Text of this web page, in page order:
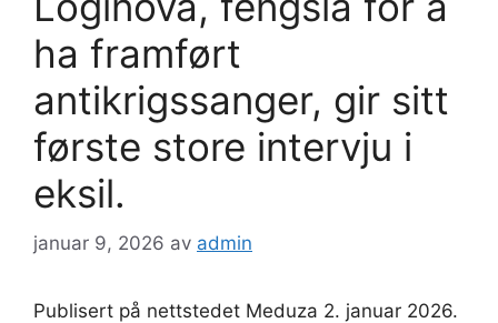
ha framført
antikrigssanger, gir sitt
første store intervju i
eksil.
januar 9, 2026 av admin
Publisert på nettstedet Meduza 2. januar 2026.